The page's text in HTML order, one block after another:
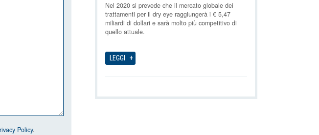
Policy.
07-08-2026
Nel 2020 si prevede che il mercato globale dei
trattamenti per il dry eye raggiungerà i € 5,47
miliardi di dollari e sarà molto più competitivo di
quello attuale.
LEGGI